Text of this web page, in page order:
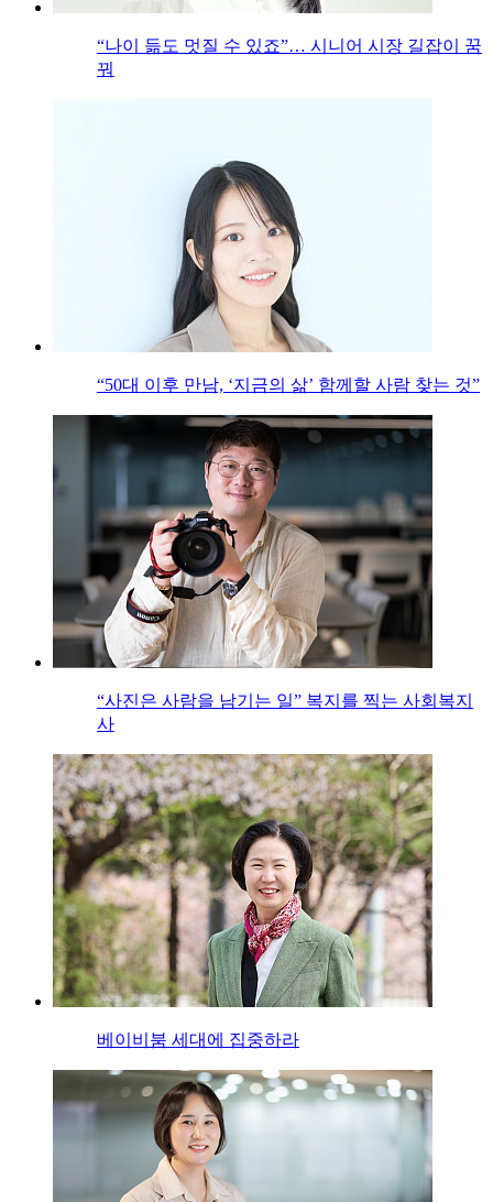
“나이 듦도 멋질 수 있죠”… 시니어 시장 길잡이 꿈
꿔
“50대 이후 만남, ‘지금의 삶’ 함께할 사람 찾는 것”
“사진은 사람을 남기는 일” 복지를 찍는 사회복지
사
베이비붐 세대에 집중하라